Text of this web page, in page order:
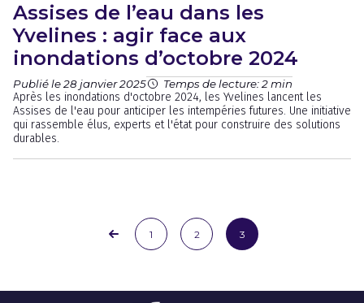
Assises de l’eau dans les
Yvelines : agir face aux
inondations d’octobre 2024
Publié le 28 janvier 2025 Temps de lecture: 2 min
Après les inondations d'octobre 2024, les Yvelines lancent les
Assises de l'eau pour anticiper les intempéries futures. Une initiative
qui rassemble élus, experts et l'état pour construire des solutions
durables.
1 2 3